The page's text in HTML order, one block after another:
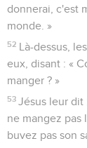
donnerai, c'est
monde. »
52 Là-dessus,
eux, disant : «
manger ? »
53 Jésus leur dit
ne mangez pas
buvez pas son